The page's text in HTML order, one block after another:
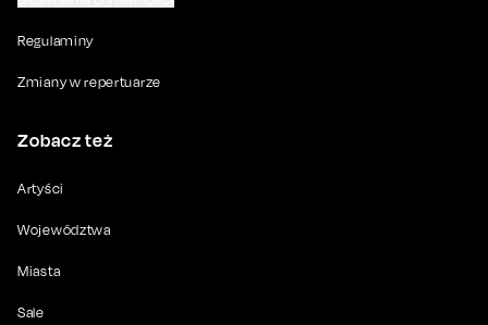
Regulaminy
Zmiany w repertuarze
Zobacz też
Artyści
Województwa
Miasta
Sale